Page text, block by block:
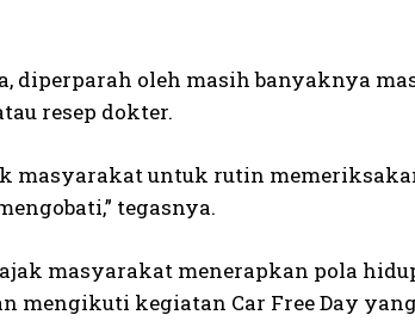
diperparah oleh masih banyaknya
resep dokter.
masyarakat untuk rutin
tegasnya.
masyarakat menerapkan pola
mengikuti kegiatan Car Free Day